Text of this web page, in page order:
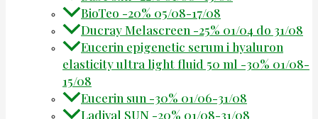
BioTeo -20% 05/08-17/08
Ducray Melascreen -25% 01/04 do 31/08
Eucerin epigenetic serum i hyaluron
elasticity ultra light fluid 50 ml -30% 01/08-
15/08
Eucerin sun -30% 01/06-31/08
Ladival SUN -20% 01/08-31/08